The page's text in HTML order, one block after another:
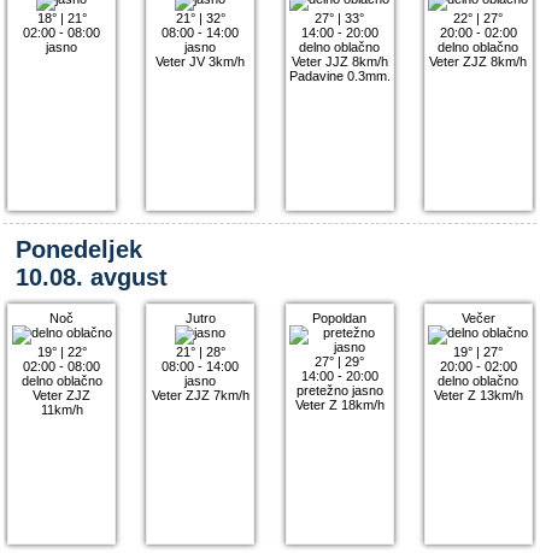
18°| 21°
02:00 - 08:00
jasno
21°| 32°
08:00 - 14:00
jasno
Veter JV 3km/h
27° |33°
14:00 - 20:00
delno oblačno
Veter JJZ 8km/h
Padavine 0.3mm.
22° |27°
20:00 - 02:00
delno oblačno
Veter ZJZ 8km/h
Ponedeljek
10.08. avgust
Noč
19°| 22°
02:00 - 08:00
delno oblačno
Veter ZJZ
11km/h
Jutro
21°| 28°
08:00 - 14:00
jasno
Veter ZJZ 7km/h
Popoldan
27° |29°
14:00 - 20:00
pretežno jasno
Veter Z 18km/h
Večer
19° |27°
20:00 - 02:00
delno oblačno
Veter Z 13km/h